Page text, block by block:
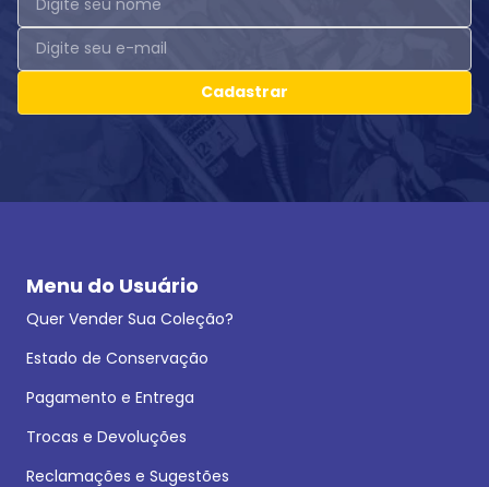
Cadastrar
Menu do Usuário
Quer Vender Sua Coleção?
Estado de Conservação
Pagamento e Entrega
Trocas e Devoluções
Reclamações e Sugestões